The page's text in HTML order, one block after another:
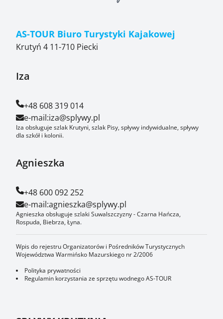
AS-TOUR Biuro Turystyki Kajakowej
Krutyń 4 11-710 Piecki
Iza
+48 608 319 014
e-mail:iza@splywy.pl
Iza obsługuje szlak Krutyni, szlak Pisy, spływy indywidualne, spływy
dla szkół i kolonii.
Agnieszka
+48 600 092 252
e-mail:agnieszka@splywy.pl
Agnieszka obsługuje szlaki Suwalszczyzny - Czarna Hańcza,
Rospuda, Biebrza, Łyna.
Wpis do rejestru Organizatorów i Pośredników Turystycznych
Województwa Warmińsko Mazurskiego nr 2/2006
Polityka prywatności
Regulamin korzystania ze sprzętu wodnego AS-TOUR